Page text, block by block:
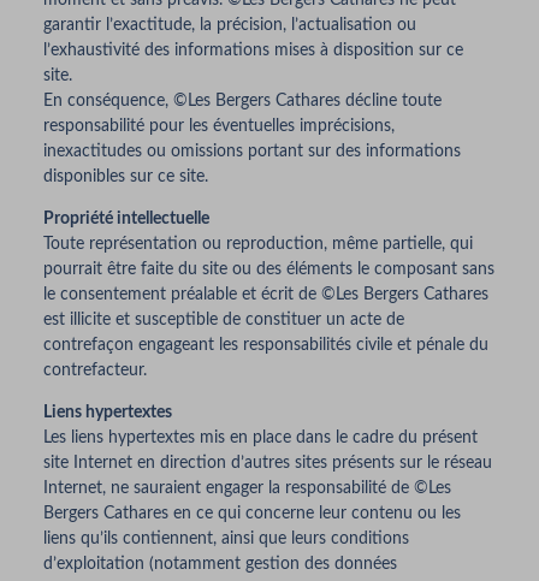
garantir l’exactitude, la précision, l’actualisation ou
l’exhaustivité des informations mises à disposition sur ce
site.
En conséquence, ©Les Bergers Cathares décline toute
responsabilité pour les éventuelles imprécisions,
inexactitudes ou omissions portant sur des informations
disponibles sur ce site.
Propriété intellectuelle
Toute représentation ou reproduction, même partielle, qui
pourrait être faite du site ou des éléments le composant sans
le consentement préalable et écrit de ©Les Bergers Cathares
est illicite et susceptible de constituer un acte de
contrefaçon engageant les responsabilités civile et pénale du
contrefacteur.
Liens hypertextes
Les liens hypertextes mis en place dans le cadre du présent
site Internet en direction d’autres sites présents sur le réseau
Internet, ne sauraient engager la responsabilité de ©Les
Bergers Cathares en ce qui concerne leur contenu ou les
liens qu’ils contiennent, ainsi que leurs conditions
d’exploitation (notamment gestion des données